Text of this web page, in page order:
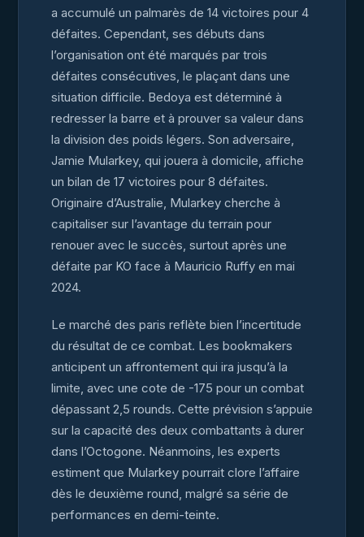
a accumulé un palmarès de 14 victoires pour 4
défaites. Cependant, ses débuts dans
l’organisation ont été marqués par trois
défaites consécutives, le plaçant dans une
situation difficile. Bedoya est déterminé à
redresser la barre et à prouver sa valeur dans
la division des poids légers. Son adversaire,
Jamie Mularkey, qui jouera à domicile, affiche
un bilan de 17 victoires pour 8 défaites.
Originaire d’Australie, Mularkey cherche à
capitaliser sur l’avantage du terrain pour
renouer avec le succès, surtout après une
défaite par KO face à Mauricio Ruffy en mai
2024.
Le marché des paris reflète bien l’incertitude
du résultat de ce combat. Les bookmakers
anticipent un affrontement qui ira jusqu’à la
limite, avec une cote de -175 pour un combat
dépassant 2,5 rounds. Cette prévision s’appuie
sur la capacité des deux combattants à durer
dans l’Octogone. Néanmoins, les experts
estiment que Mularkey pourrait clore l’affaire
dès le deuxième round, malgré sa série de
performances en demi-teinte.